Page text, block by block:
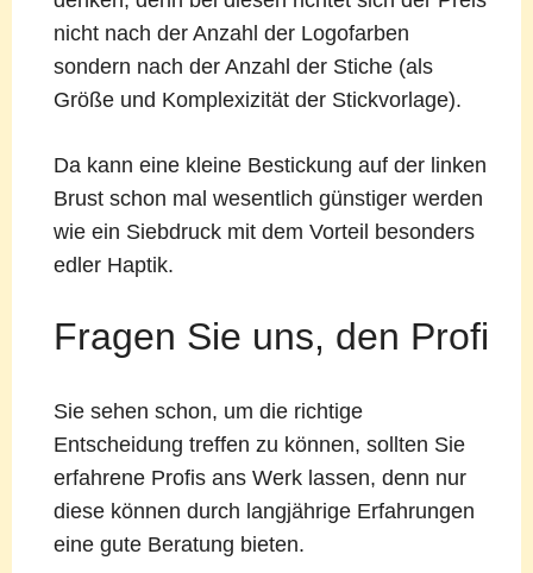
nicht nach der Anzahl der Logofarben
sondern nach der Anzahl der Stiche (als
Größe und Komplexizität der Stickvorlage).
Da kann eine kleine Bestickung auf der linken
Brust schon mal wesentlich günstiger werden
wie ein Siebdruck mit dem Vorteil besonders
edler Haptik.
Fragen Sie uns, den Profi
Sie sehen schon, um die richtige
Entscheidung treffen zu können, sollten Sie
erfahrene Profis ans Werk lassen, denn nur
diese können durch langjährige Erfahrungen
eine gute Beratung bieten.